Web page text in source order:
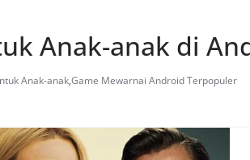
Anak-anak di
Anak-anak,Game Mewarnai Android Terpopuler